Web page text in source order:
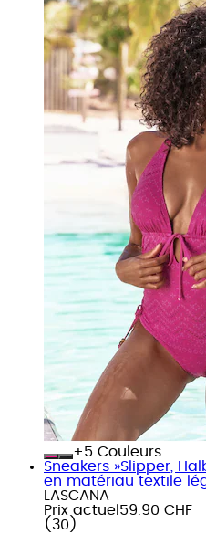
+
Couleurs
Sneakers »Slipper,
en matériau textile
LASCANA
Prix actuel 59.90 CHF
( 30 )